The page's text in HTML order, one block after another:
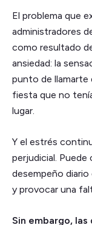
El problema que
administradores
como resultado
ansiedad: la
punto de llamarte
fiesta que no
lugar.
Y el estrés
perjudicial.
desempeño
y provocar una
Sin embargo,